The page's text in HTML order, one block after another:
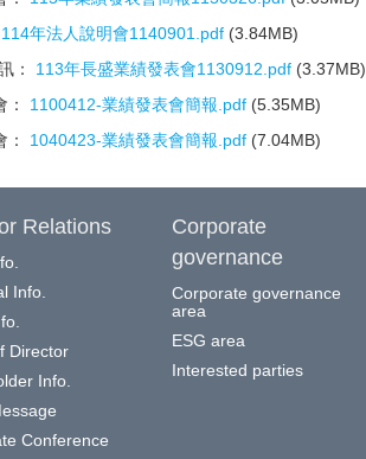
114年法人說明會1140901.pdf(3.84MB)
： 113年長盛業績發表會1130912.pdf(3.37MB)
： 1100412-業績發表會簡報.pdf(5.35MB)
： 1040423-業績發表會簡報.pdf(7.04MB)
Relations
Info.
Director
Info.
Conference
Corporate
governance
Corporate governance
area
ESG area
Interested parties